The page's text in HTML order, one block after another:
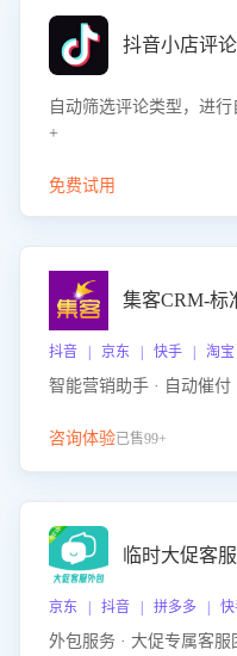
抖音小店评
自动筛选评论类型，进
+
免费试用
集客CRM-标
抖音 | 京东 | 快手 | 淘宝
智能营销助手 · 自动催付
咨询体验已售99+
临时大促客
京东 | 抖音 | 拼多多 | 快
外包服务 · 大促专属客服